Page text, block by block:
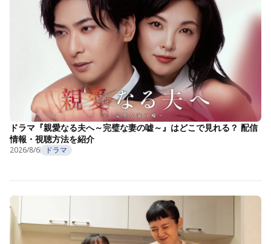
ドラマ『親愛なる夫へ～完璧な妻の嘘～』はどこで見れる？ 配信
情報・視聴方法を紹介
2026/8/6 ドラマ